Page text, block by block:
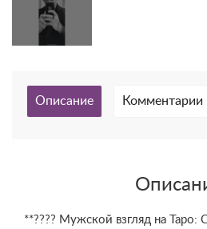
Описание Комментарии
**???? Мужской взгляд на